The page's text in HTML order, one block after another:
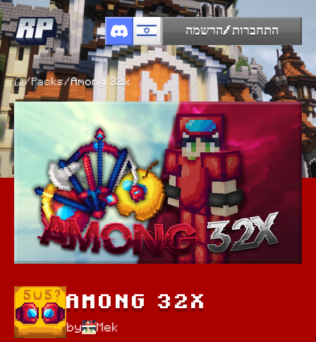
התחברות/הרשמה
/ Packs/Among 32x
AMONG 32X
by Mek